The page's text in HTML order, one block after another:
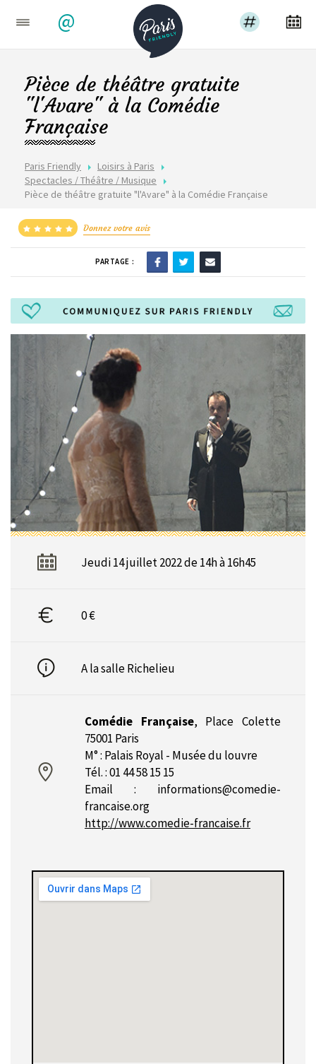
@
Paris Friendly
Loisirs à Paris
Spectacles / Théâtre / Musique
Pièce de théâtre gratuite "l'Avare" à la Comédie Française
Pièce de théâtre gratuite
"l'Avare" à la Comédie
Française
Donnez votre avis
PARTAGE :
Jeudi 14 juillet 2022 de 14h à 16h45
0 €
A la salle Richelieu
Comédie Française, Place Colette
75001 Paris
M° : Palais Royal - Musée du louvre
Tél. : 01 44 58 15 15
Email : informations@comedie-
francaise.org
http://www.comedie-francaise.fr